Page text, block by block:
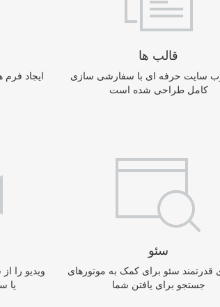
ایجاد
قالب ها
سایت حرفه ای با سفارشی سازی
کامل طراحی شده است
ویدیو را
یا
سئو
قدرتمند سئو برای کمک به موتورهای
جستجو برای یافتن شما